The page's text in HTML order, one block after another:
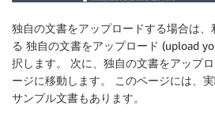
独自の文書をアップロードする場合は
る 独自の文書をアップロード (upload
択します。 次に、独自の文書をアップ
ージに移動します。 このページには、
サンプル文書もあります。